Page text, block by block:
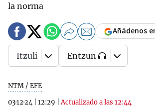
la norma
NTM / EFE
03·12·24
12:29 |Actualizado a las 12:44
Añádenos
Itzuli Entzun